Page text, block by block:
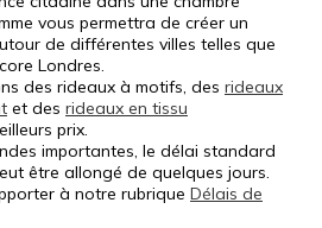
vous permettra de créer un
de différentes villes telles que
Londres.
des rideaux à motifs, des rideaux
et des rideaux en tissu
prix.
importantes, le délai standard
être allongé de quelques jours.
à notre rubrique Délais de